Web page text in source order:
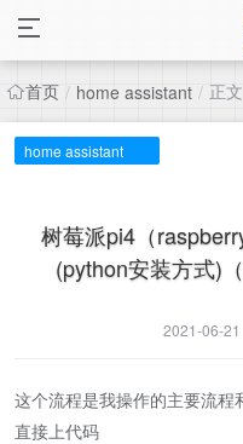
首页 / home assistant / 正文
home assistant
树莓派pi4（
(python安装方式)
2021-06-21
这个流程是我操作的主要流程
直接上代码